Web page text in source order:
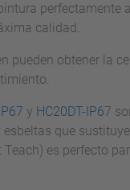
perfectamente
calidad.
pueden obtener la
y HC20DT-IP67
que
es perfecto